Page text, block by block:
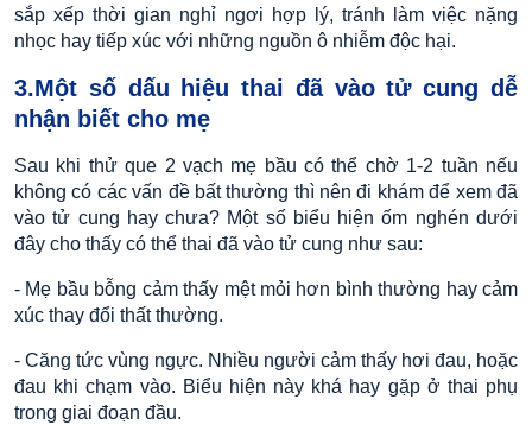
sắp xếp thời gian nghỉ ngơi hợp lý, tránh làm việc nặng
nhọc hay tiếp xúc với những nguồn ô nhiễm độc hại.
3.Một số dấu hiệu thai đã vào tử cung dễ
nhận biết cho mẹ
Sau khi thử que 2 vạch mẹ bầu có thể chờ 1-2 tuần nếu
không có các vấn đề bất thường thì nên đi khám để xem đã
vào tử cung hay chưa? Một số biểu hiện ốm nghén dưới
đây cho thấy có thể thai đã vào tử cung như sau:
- Mẹ bầu bỗng cảm thấy mệt mỏi hơn bình thường hay cảm
xúc thay đổi thất thường.
- Căng tức vùng ngực. Nhiều người cảm thấy hơi đau, hoặc
đau khi chạm vào. Biểu hiện này khá hay gặp ở thai phụ
trong giai đoạn đầu.